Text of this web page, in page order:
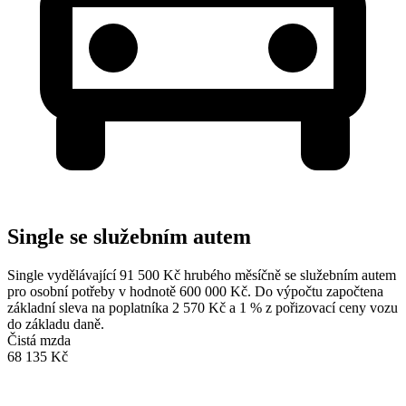
Single se služebním autem
Single vydělávající 91 500 Kč hrubého měsíčně se služebním autem
pro osobní potřeby v hodnotě 600 000 Kč. Do výpočtu započtena
základní sleva na poplatníka 2 570 Kč a 1 % z pořizovací ceny vozu
do základu daně.
Čistá mzda
68 135 Kč